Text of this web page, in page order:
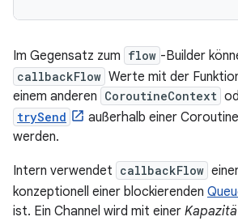
Im Gegensatz zum flow -Builder
callbackFlow Werte mit der
einem anderen CoroutineContext
trySend
außerhalb einer
werden.
Intern verwendet callbackFlow
konzeptionell einer blockierenden
ist. Ein Channel wird mit einer